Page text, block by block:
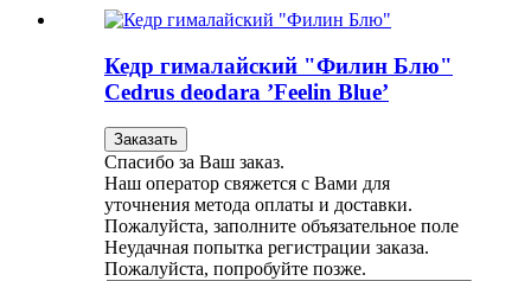
Кедр гималайский "Филин Блю"
Cedrus deodara ’Feelin Blue’
Заказать
Спасибо за Ваш заказ.
Наш оператор свяжется с Вами для
уточнения метода оплаты и доставки.
Пожалуйста, заполните объязательное поле
Неудачная попытка регистрации заказа.
Пожалуйста, попробуйте позже.